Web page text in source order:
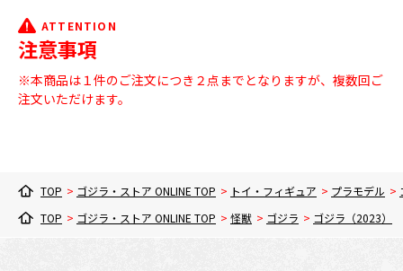
ATTENTION
注意事項
※本商品は１件のご注文につき２点までとなりますが、複数回ご
注文いただけます。
TOP > ゴジラ・ストア ONLINE TOP > トイ・フィギュア > プラモデル >
TOP > ゴジラ・ストア ONLINE TOP > 怪獣 > ゴジラ > ゴジラ（2023）